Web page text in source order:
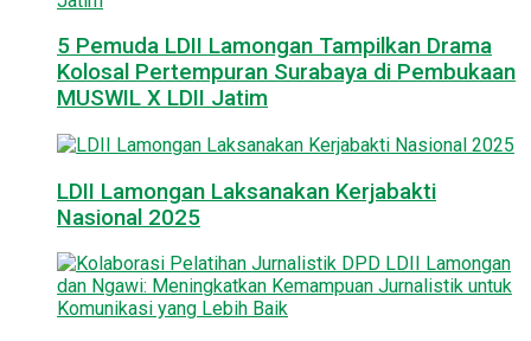
5 Pemuda LDII Lamongan Tampilkan Drama
Kolosal Pertempuran Surabaya di Pembukaan
MUSWIL X LDII Jatim
LDII Lamongan Laksanakan Kerjabakti
Nasional 2025